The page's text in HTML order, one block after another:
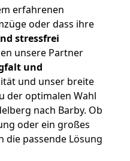
erfahrenen
oder dass ihre
stressfrei
unsere Partner
und
und unser breite
der optimalen Wahl
nach Barby. Ob
oder ein großes
die passende Lösung